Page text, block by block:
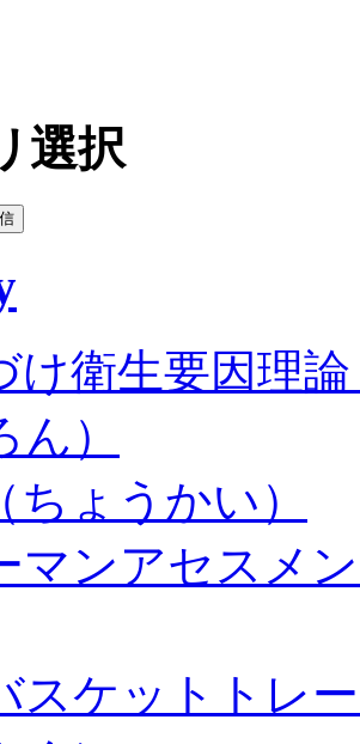
選択
け衛生要因理
）
ちょうかい）
マンアセスメ
スケットトレ